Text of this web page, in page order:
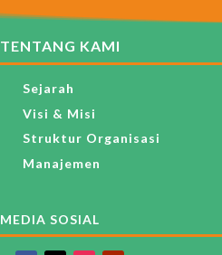
TENTANG KAMI
Sejarah
Visi & Misi
Struktur Organisasi
Manajemen
MEDIA SOSIAL